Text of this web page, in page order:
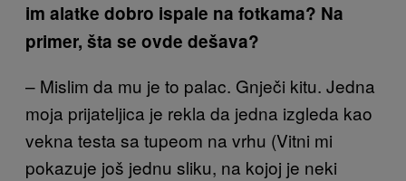
im alatke dobro ispale na fotkama? Na
primer, šta se ovde dešava?
– Mislim da mu je to palac. Gnječi kitu. Jedna
moja prijateljica je rekla da jedna izgleda kao
vekna testa sa tupeom na vrhu (Vitni mi
pokazuje još jednu sliku, na kojoj je neki